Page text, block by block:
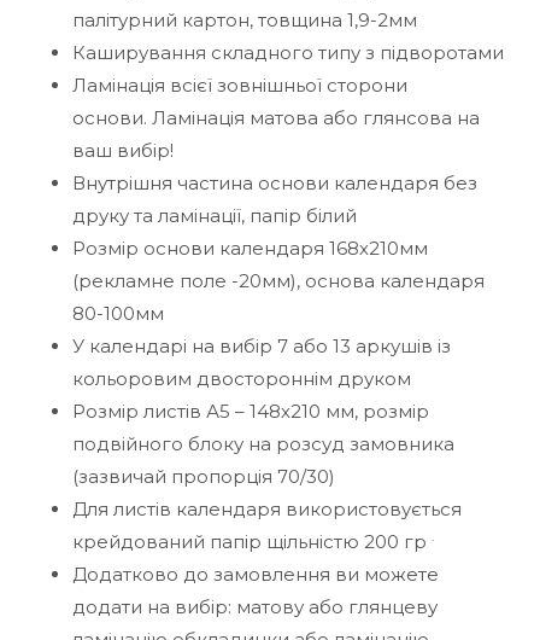
палітурний картон, товщина 1,9-2мм
Каширування складного типу з підворотами
Ламінація всієї зовнішньої сторони
основи. Ламінація матова або глянсова на
ваш вибір!
Внутрішня частина основи календаря без
друку та ламінації, папір білий
Розмір основи календаря 168х210мм
(рекламне поле -20мм), основа календаря
80-100мм
У календарі на вибір 7 або 13 аркушів із
кольоровим двостороннім друком
Розмір листів А5 – 148х210 мм, розмір
подвійного блоку на розсуд замовника
(зазвичай пропорція 70/30)
Для листів календаря використовується
крейдований папір щільністю 200 гр .
Додатково до замовлення ви можете
додати на вибір: матову або глянцеву